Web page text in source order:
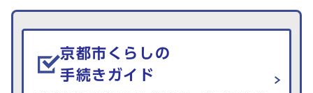
生活情報を探す
京都市くらしの
手続きガイド